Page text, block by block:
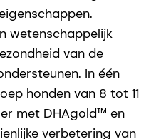
wetenschappelijk
van de
In één
honden van 8 tot 11
met DHAgold™ en
verbetering van